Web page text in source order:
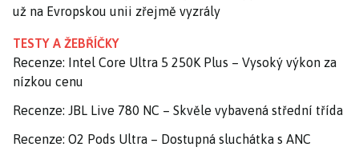
už na Evropskou unii zřejmě vyzrály
TESTY A ŽEBŘÍČKY
Recenze: Intel Core Ultra 5 250K Plus – Vysoký výkon za
nízkou cenu
Recenze: JBL Live 780 NC – Skvěle vybavená střední třída
Recenze: O2 Pods Ultra – Dostupná sluchátka s ANC